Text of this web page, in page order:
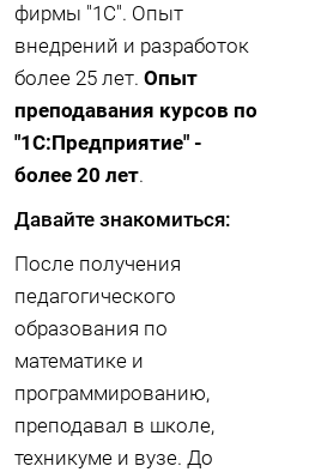
фирмы "1С". Опыт
внедрений и разработок
более 25 лет. Опыт
преподавания курсов по
"1С:Предприятие" -
более 20 лет.
Давайте знакомиться:
После получения
педагогического
образования по
математике и
программированию,
преподавал в школе,
техникуме и вузе. До